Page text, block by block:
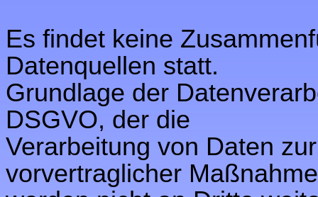
Es findet keine
Datenquellen statt.
Grundlage der
DSGVO, der die
Verarbeitung von Daten
vorvertraglicher